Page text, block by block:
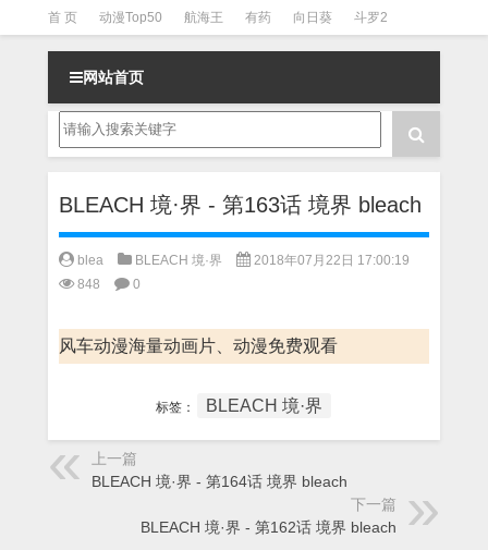
首 页 动漫Top50 航海王 有药 向日葵 斗罗2
斗罗3 火影 一拳超人 柯南 阴阳师 节目清单
网站首页
BLEACH 境·界 - 第163话 境界 bleach
blea BLEACH 境·界
2018年07月22日 17:00:19
848
0
风车动漫海量动画片、动漫免费观看
标签： BLEACH 境·界
上一篇
BLEACH 境·界 - 第164话 境界 bleach
下一篇
BLEACH 境·界 - 第162话 境界 bleach